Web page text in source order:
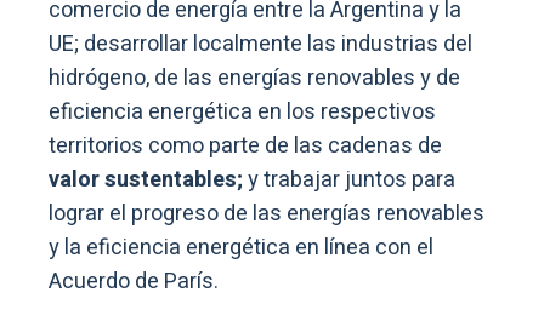
comercio de energía entre la Argentina y la
UE; desarrollar localmente las industrias del
hidrógeno, de las energías renovables y de
eficiencia energética en los respectivos
territorios como parte de las cadenas de
valor sustentables;y trabajar juntos para
lograr el progreso de las energías renovables
y la eficiencia energética en línea con el
Acuerdo de París.